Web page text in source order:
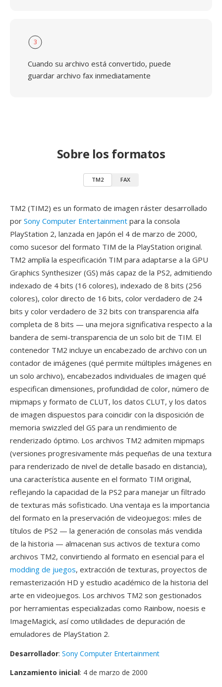
3
Cuando su archivo está convertido, puede
guardar archivo fax inmediatamente
Sobre los formatos
TM2 FAX
TM2 (TIM2) es un formato de imagen ráster desarrollado
por Sony Computer Entertainment para la consola
PlayStation 2, lanzada en Japón el 4 de marzo de 2000,
como sucesor del formato TIM de la PlayStation original.
TM2 amplía la especificación TIM para adaptarse a la GPU
Graphics Synthesizer (GS) más capaz de la PS2, admitiendo
indexado de 4 bits (16 colores), indexado de 8 bits (256
colores), color directo de 16 bits, color verdadero de 24
bits y color verdadero de 32 bits con transparencia alfa
completa de 8 bits — una mejora significativa respecto a la
bandera de semi-transparencia de un solo bit de TIM. El
contenedor TM2 incluye un encabezado de archivo con un
contador de imágenes (qué permite múltiples imágenes en
un solo archivo), encabezados individuales de imagen qué
especifican dimensiones, profundidad de color, número de
mipmaps y formato de CLUT, los datos CLUT, y los datos
de imagen dispuestos para coincidir con la disposición de
memoria swizzled del GS para un rendimiento de
renderizado óptimo. Los archivos TM2 admiten mipmaps
(versiones progresivamente más pequeñas de una textura
para renderizado de nivel de detalle basado en distancia),
una característica ausente en el formato TIM original,
reflejando la capacidad de la PS2 para manejar un filtrado
de texturas más sofisticado. Una ventaja es la importancia
del formato en la preservación de videojuegos: miles de
títulos de PS2 — la generación de consolas más vendida
de la historia — almacenan sus activos de textura como
archivos TM2, convirtiendo al formato en esencial para el
modding de juegos, extracción de texturas, proyectos de
remasterización HD y estudio académico de la historia del
arte en videojuegos. Los archivos TM2 son gestionados
por herramientas especializadas como Rainbow, noesis e
ImageMagick, así como utilidades de depuración de
emuladores de PlayStation 2.
Desarrollador: Sony Computer Entertainment
Lanzamiento inicial: 4 de marzo de 2000